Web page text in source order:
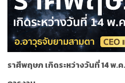
ราศีพฤษภ เกิดระหว่างวันที่ 14 พ.ค